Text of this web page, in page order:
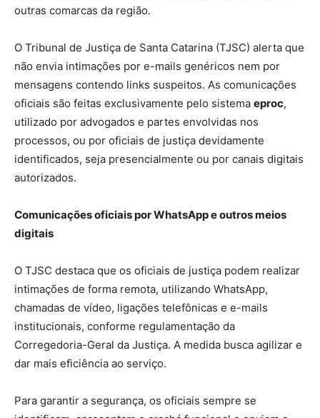
outras comarcas da região.
O Tribunal de Justiça de Santa Catarina (TJSC) alerta que
não envia intimações por e-mails genéricos nem por
mensagens contendo links suspeitos. As comunicações
oficiais são feitas exclusivamente pelo sistema eproc,
utilizado por advogados e partes envolvidas nos
processos, ou por oficiais de justiça devidamente
identificados, seja presencialmente ou por canais digitais
autorizados.
Comunicações oficiais por WhatsApp e outros meios
digitais
O TJSC destaca que os oficiais de justiça podem realizar
intimações de forma remota, utilizando WhatsApp,
chamadas de vídeo, ligações telefônicas e e-mails
institucionais, conforme regulamentação da
Corregedoria-Geral da Justiça. A medida busca agilizar e
dar mais eficiência ao serviço.
Para garantir a segurança, os oficiais sempre se